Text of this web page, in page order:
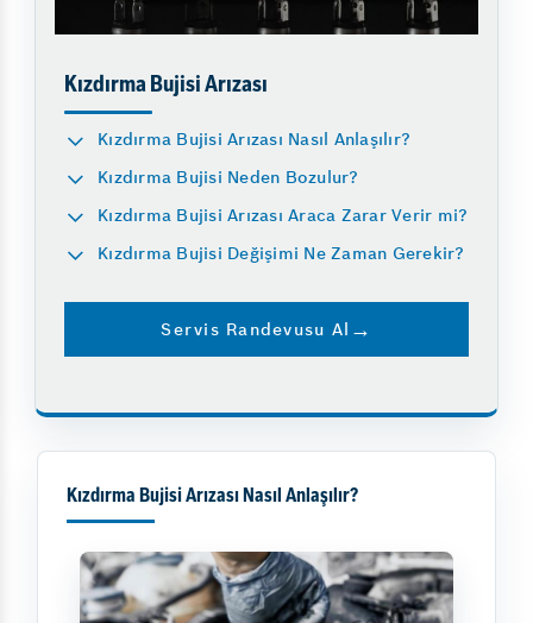
Kızdırma Bujisi Arızası
Kızdırma Bujisi Arızası Nasıl Anlaşılır?
Kızdırma Bujisi Neden Bozulur?
Kızdırma Bujisi Arızası Araca Zarar Verir mi?
Kızdırma Bujisi Değişimi Ne Zaman Gerekir?
Servis Randevusu Al
Kızdırma Bujisi Arızası Nasıl Anlaşılır?